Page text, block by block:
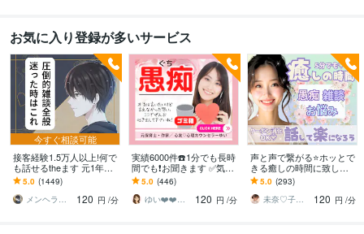
お気に入り登録が多いサービス
今すぐ相談可能
接客経験1.5万人以上!何で
も話せるtheます 元1年以
上No.1ホストと気軽に雑
談！もちろん愚痴も歓迎
5.0 (1449)
メンヘラ救世主 えの
120 円 /分
実績6000件☎️1分でも長時
間でも❗️お聞きます ✅気持
ちわかって❗️⚡️イライラ⚡️も
やもや⚡️何でもOK♡
5.0 (446)
ゆい❤️❤️癒しの心友
120 円 /分
声と声で繋がる⭐️ホッとで
きる癒しの時間に致しま
す 泣いて笑って✨ありの
ままのあなたで♬気軽に
心のケアしましょ✨
5.0 (293)
未奈♡子供のようにありのままで⭐️
120 円 /分